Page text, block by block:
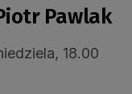
Pawlak
18.00